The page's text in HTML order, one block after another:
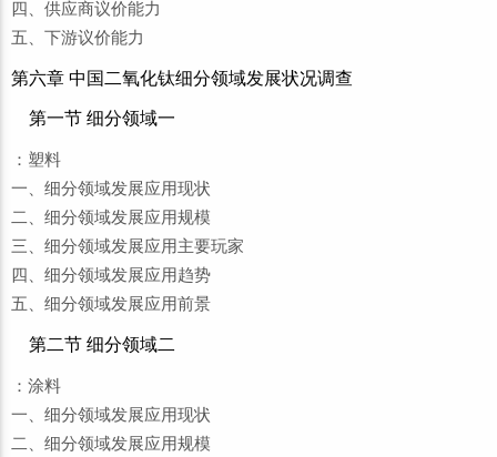
四、供应商议价能力
五、下游议价能力
第六章 中国二氧化钛细分领域发展状况调查
第一节 细分领域一
：塑料
一、细分领域发展应用现状
二、细分领域发展应用规模
三、细分领域发展应用主要玩家
四、细分领域发展应用趋势
五、细分领域发展应用前景
第二节 细分领域二
：涂料
一、细分领域发展应用现状
二、细分领域发展应用规模